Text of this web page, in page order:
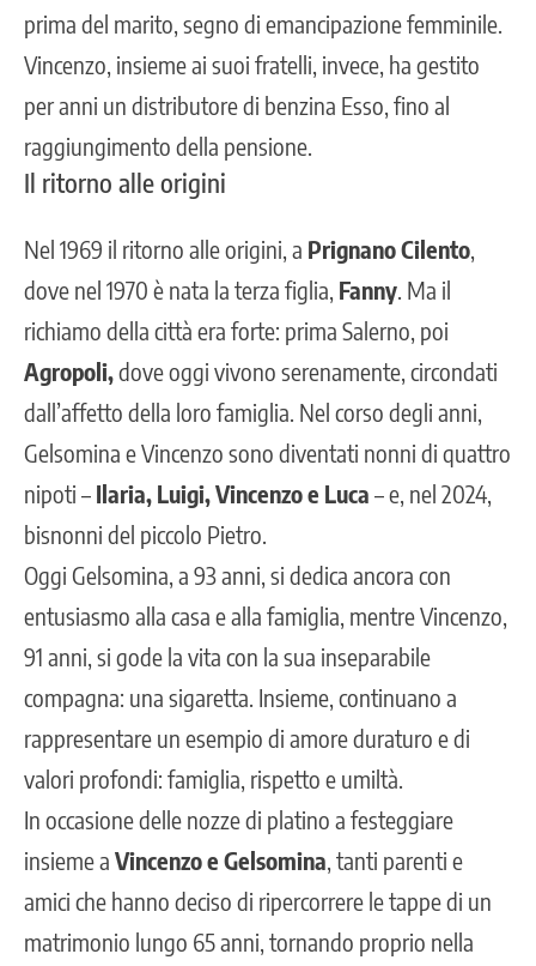
prima del marito, segno di emancipazione femminile.
Vincenzo, insieme ai suoi fratelli, invece, ha gestito
per anni un distributore di benzina Esso, fino al
raggiungimento della pensione.
Il ritorno alle origini
Nel 1969 il ritorno alle origini, a Prignano Cilento,
dove nel 1970 è nata la terza figlia, Fanny. Ma il
richiamo della città era forte: prima Salerno, poi
Agropoli,dove oggi vivono serenamente, circondati
dall’affetto della loro famiglia. Nel corso degli anni,
Gelsomina e Vincenzo sono diventati nonni di quattro
nipoti – Ilaria, Luigi, Vincenzo e Luca – e, nel 2024,
bisnonni del piccolo Pietro.
Oggi Gelsomina, a 93 anni, si dedica ancora con
entusiasmo alla casa e alla famiglia, mentre Vincenzo,
91 anni, si gode la vita con la sua inseparabile
compagna: una sigaretta. Insieme, continuano a
rappresentare un esempio di amore duraturo e di
valori profondi: famiglia, rispetto e umiltà.
In occasione delle nozze di platino a festeggiare
insieme a Vincenzo e Gelsomina, tanti parenti e
amici che hanno deciso di ripercorrere le tappe di un
matrimonio lungo 65 anni, tornando proprio nella